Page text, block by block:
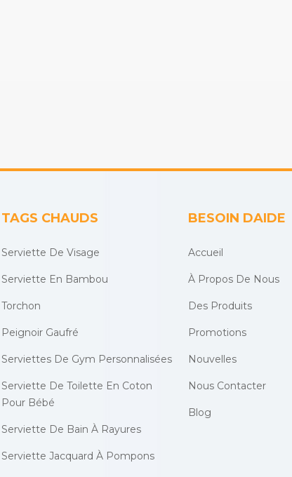
TAGS CHAUDS
Serviette De Visage
Serviette En Bambou
Torchon
Peignoir Gaufré
Serviettes De Gym Personnalisées
Serviette De Toilette En Coton
Pour Bébé
Serviette De Bain À Rayures
Serviette Jacquard À Pompons
BESOIN DAIDE
Accueil
À Propos De Nous
Des Produits
Promotions
Nouvelles
Nous Contacter
Blog